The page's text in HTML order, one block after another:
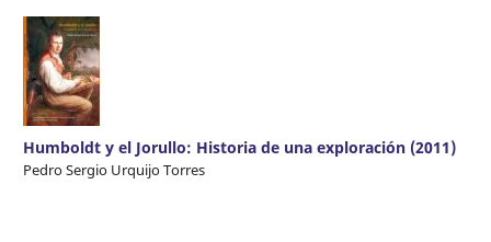
Humboldt y el Jorullo: Historia de una exploración (2011)
Pedro Sergio Urquijo Torres